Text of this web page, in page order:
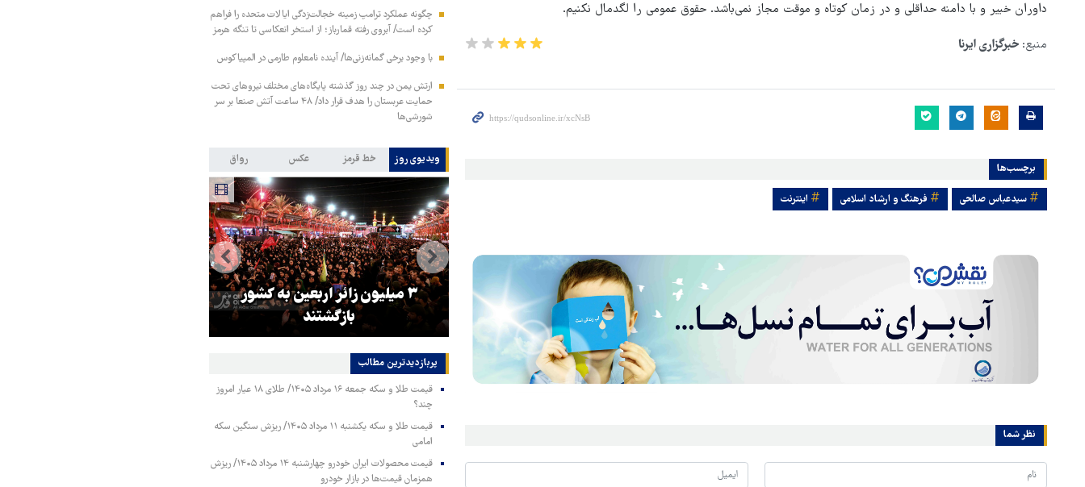
داوران خبیر و با دامنه حداقلی و در زمان کوتاه و موقت مجاز نمی‌باشد. حقوق عمومی را لگدمال نکنیم.
منبع: خبرگزاری ایرنا
برچسب‌ها
سیدعباس صالحی فرهنگ و ارشاد اسلامی اینترنت
نظر شما
چگونه عملکرد ترامپ زمینه خجالت‌زدگی ایالات متحده را فراهم
کرده است/ آبروی رفته قمارباز؛ از استخر انعکاسی تا تنگه هرمز
با وجود برخی گمانه‌زنی‌ها/ آینده نامعلوم طارمی در المپیاکوس
ارتش یمن در چند روز گذشته پایگاه‌های مختلف نیروهای تحت
حمایت عربستان را هدف قرار داد/ ۴۸ ساعت آتش صنعا بر سر
شورشی‌ها
ویدیوی روز خط قرمز عکس رواق
هماهنگی محور مقاومت، آمریکا را
در منطقه درمانده کرد
ترامپ نماد فساد، اقتدارگرایی و
جنگ‌طلبی است!
۳ میلیون زائر اربعین به کشور
بازگشتند
پربازدیدترین‌ مطالب
قیمت طلا و سکه جمعه ۱۶ مرداد ۱۴۰۵/ طلای ۱۸ عیار امروز
چند؟
قیمت طلا و سکه یکشنبه ۱۱ مرداد ۱۴۰۵/ ریزش سنگین سکه
امامی
قیمت محصولات ایران خودرو چهارشنبه ۱۴ مرداد ۱۴۰۵/ ریزش
همزمان قیمت‌ها در بازار خودرو